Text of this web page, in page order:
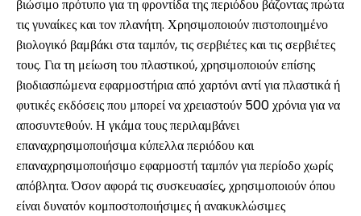
βιώσιμο πρότυπο για τη φροντίδα της περιόδου βάζοντας πρώτα
τις γυναίκες και τον πλανήτη. Χρησιμοποιούν πιστοποιημένο
βιολογικό βαμβάκι στα ταμπόν, τις σερβιέτες και τις σερβιέτες
τους. Για τη μείωση του πλαστικού, χρησιμοποιούν επίσης
βιοδιασπώμενα εφαρμοστήρια από χαρτόνι αντί για πλαστικά ή
φυτικές εκδόσεις που μπορεί να χρειαστούν 500 χρόνια για να
αποσυντεθούν. Η γκάμα τους περιλαμβάνει
επαναχρησιμοποιήσιμα κύπελλα περιόδου και
επαναχρησιμοποιήσιμο εφαρμοστή ταμπόν για περίοδο χωρίς
απόβλητα. Όσον αφορά τις συσκευασίες, χρησιμοποιούν όπου
είναι δυνατόν κομποστοποιήσιμες ή ανακυκλώσιμες